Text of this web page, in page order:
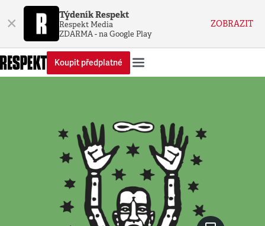
× Týdeník Respekt
Respekt Media
ZDARMA - na Google Play
ZOBRAZIT
Koupit předplatné